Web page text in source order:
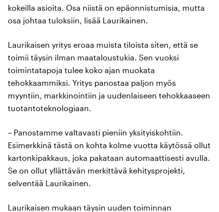
kokeilla asioita. Osa niistä on epäonnistumisia, mutta
osa johtaa tuloksiin, lisää Laurikainen.
Laurikaisen yritys eroaa muista tiloista siten, että se
toimii täysin ilman maataloustukia. Sen vuoksi
toimintatapoja tulee koko ajan muokata
tehokkaammiksi. Yritys panostaa paljon myös
myyntiin, markkinointiin ja uudenlaiseen tehokkaaseen
tuotantoteknologiaan.
– Panostamme valtavasti pieniin yksityiskohtiin.
Esimerkkinä tästä on kohta kolme vuotta käytössä ollut
kartonkipakkaus, joka pakataan automaattisesti avulla.
Se on ollut yllättävän merkittävä kehitysprojekti,
selventää Laurikainen.
Laurikaisen mukaan täysin uuden toiminnan